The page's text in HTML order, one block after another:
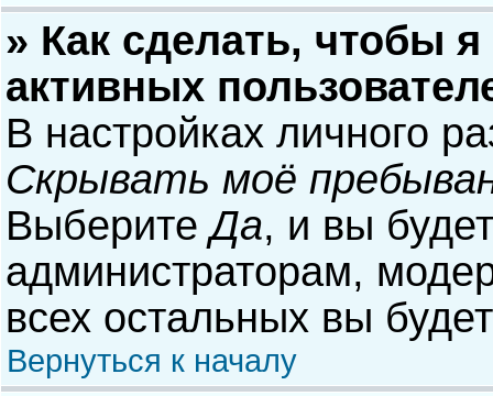
» Как сделать, чтобы
активных
В настройках личного
Скрывать моё
ВыберитеДа, и вы
администраторам,
всех остальных вы
Вернуться к началу